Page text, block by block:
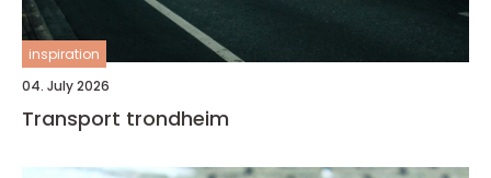
inspiration
04. July 2026
Transport trondheim